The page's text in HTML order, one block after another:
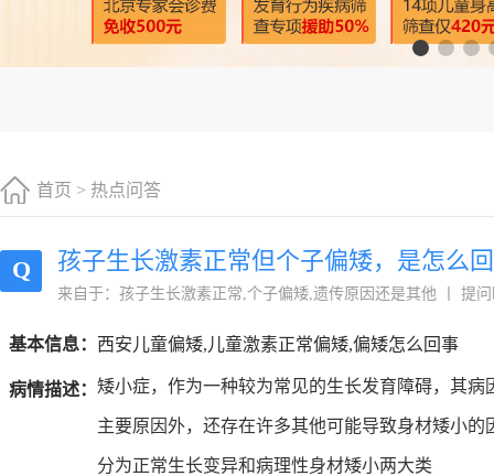
首页 > 热点问答
Q 孩子生长激素正常但个子偏矮，是怎么
来自于：孩子生长激素正常,个子偏矮,遗传原因还是其他 丨 提问
基本信息： 西安儿童偏矮,儿童激素正常偏矮,偏矮怎么回事
病情描述： 矮小症，作为一种较为常见的生长发育障碍，其
主要原因外，还存在许多其他可能导致身材矮小
分为正常生长变异和病理性身材矮小两大类